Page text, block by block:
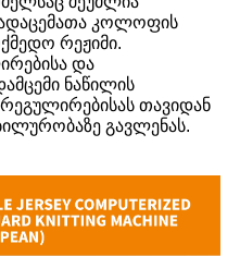
კოლოფის
რეჟიმი.
და
ნაწილის
რეგულირებისას თავიდან
გავლენას.